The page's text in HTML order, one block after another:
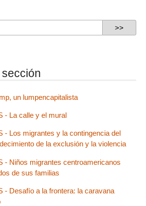
un lumpencapitalista
- La calle y el mural
- Los migrantes y la contingencia del
de la exclusión y la violencia
- Niños migrantes centroamericanos
de sus familias
- Desafío a la frontera: la caravana